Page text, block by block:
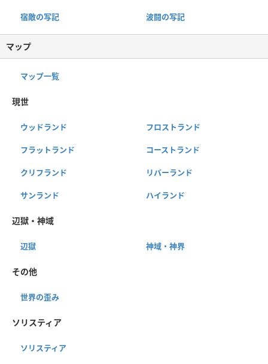
宿敵の写記 波闘の写記
マップ
マップ一覧
現世
ウッドランド フロストランド
フラットランド コーストランド
クリフランド リバーランド
サンランド ハイランド
辺獄・神域
辺獄 神域・神界
その他
世界の歪み
ソリスティア
ソリスティア